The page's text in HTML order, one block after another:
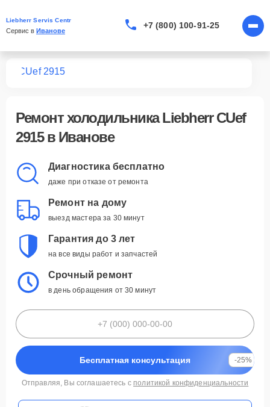
Liebherr Servis Centr
Сервис в Иванове
+7 (800) 100-91-25
CUef 2915
Ремонтхолодильника Liebherr CUef
2915в Иванове
Диагностика бесплатно
даже при отказе от ремонта
Ремонт на дому
выезд мастера за 30 минут
Гарантия до 3 лет
на все виды работ и запчастей
Срочный ремонт
в день обращения от 30 минут
Бесплатная консультация -25%
Отправляя, Вы соглашаетесь с политикой конфиденциальности